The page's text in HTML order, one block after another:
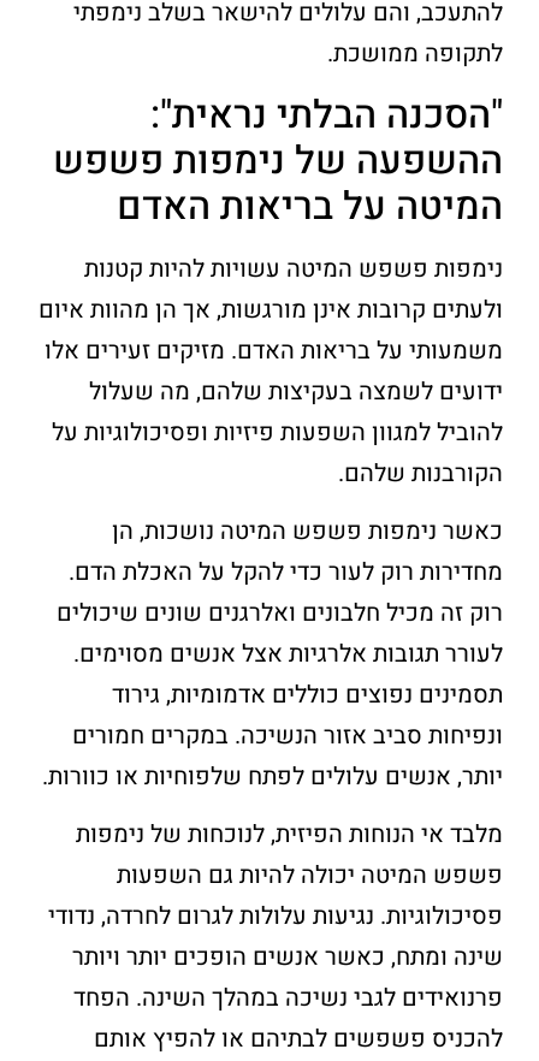
להתעכב, והם עלולים להישאר בשלב נימפתי
לתקופה ממושכת.
"הסכנה הבלתי נראית":
ההשפעה של נימפות פשפש
המיטה על בריאות האדם
נימפות פשפש המיטה עשויות להיות קטנות
ולעתים קרובות אינן מורגשות, אך הן מהוות איום
משמעותי על בריאות האדם. מזיקים זעירים אלו
ידועים לשמצה בעקיצות שלהם, מה שעלול
להוביל למגוון השפעות פיזיות ופסיכולוגיות על
הקורבנות שלהם.
כאשר נימפות פשפש המיטה נושכות, הן
מחדירות רוק לעור כדי להקל על האכלת הדם.
רוק זה מכיל חלבונים ואלרגנים שונים שיכולים
לעורר תגובות אלרגיות אצל אנשים מסוימים.
תסמינים נפוצים כוללים אדמומיות, גירוד
ונפיחות סביב אזור הנשיכה. במקרים חמורים
יותר, אנשים עלולים לפתח שלפוחיות או כוורות.
מלבד אי הנוחות הפיזית, לנוכחות של נימפות
פשפש המיטה יכולה להיות גם השפעות
פסיכולוגיות. נגיעות עלולות לגרום לחרדה, נדודי
שינה ומתח, כאשר אנשים הופכים יותר ויותר
פרנואידים לגבי נשיכה במהלך השינה. הפחד
להכניס פשפשים לבתיהם או להפיץ אותם